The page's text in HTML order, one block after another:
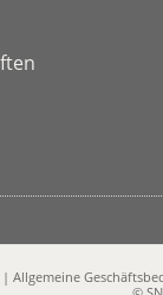
|Allgemeine